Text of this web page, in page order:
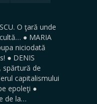
O ţară unde
● MARIA
niciodată
● DENIS
spărtură de
capitalismului
epoleţi ●
de la…